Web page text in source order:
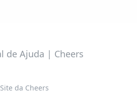
Site da Cheers